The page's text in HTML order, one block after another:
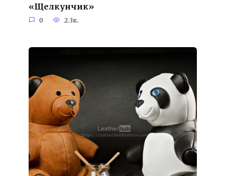
«Щелкунчик»
0 2.3к.